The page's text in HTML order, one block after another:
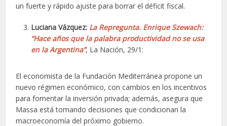
un fuerte y rápido ajuste para borrar el déficit fiscal.
Luciana Vázquez: La Repregunta. Enrique Szewach:
“Hace años que la palabra productividad no se usa
en la Argentina”, La Nación, 29/1:
El economista de la Fundación Mediterránea propone un
nuevo régimen económico, con cambios en los incentivos
para fomentar la inversión privada; además, asegura que
Massa está tomando decisiones que condicionan la
macroeconomía del próximo gobierno.